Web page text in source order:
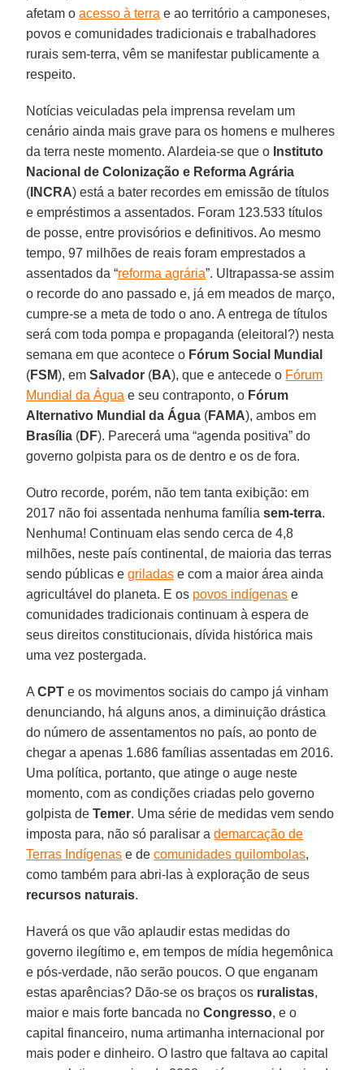
afetam oacesso à terra e ao território a camponeses,
povos e comunidades tradicionais e trabalhadores
rurais sem-terra, vêm se manifestar publicamente a
respeito.
Notícias veiculadas pela imprensa revelam um
cenário ainda mais grave para os homens e mulheres
da terra neste momento. Alardeia-se que o Instituto
Nacional de Colonização e Reforma Agrária
( INCRA) está a bater recordes em emissão de títulos
e empréstimos a assentados. Foram 123.533 títulos
de posse, entre provisórios e definitivos. Ao mesmo
tempo, 97 milhões de reais foram emprestados a
assentados da “reforma agrária”. Ultrapassa-se assim
o recorde do ano passado e, já em meados de março,
cumpre-se a meta de todo o ano. A entrega de títulos
será com toda pompa e propaganda (eleitoral?) nesta
semana em que acontece o Fórum Social Mundial
(FSM), emSalvador (BA), que e antecede o Fórum
Mundial da Água e seu contraponto, o Fórum
Alternativo Mundial da Água (FAMA), ambos em
Brasília (DF). Parecerá uma “agenda positiva” do
governo golpista para os de dentro e os de fora.
Outro recorde, porém, não tem tanta exibição: em
2017 não foi assentada nenhuma famíliasem-terra.
Nenhuma! Continuam elas sendo cerca de 4,8
milhões, neste país continental, de maioria das terras
sendo públicas egriladas e com a maior área ainda
agricultável do planeta. E os povos indígenas e
comunidades tradicionais continuam à espera de
seus direitos constitucionais, dívida histórica mais
uma vez postergada.
ACPT e os movimentos sociais do campo já vinham
denunciando, há alguns anos, a diminuição drástica
do número de assentamentos no país, ao ponto de
chegar a apenas 1.686 famílias assentadas em 2016.
Uma política, portanto, que atinge o auge neste
momento, com as condições criadas pelo governo
golpista deTemer. Uma série de medidas vem sendo
imposta para, não só paralisar ademarcação de
Terras Indígenas e decomunidades quilombolas,
como também para abri-las à exploração de seus
recursos naturais.
Haverá os que vão aplaudir estas medidas do
governo ilegítimo e, em tempos de mídia hegemônica
e pós-verdade, não serão poucos. O que enganam
estas aparências? Dão-se os braços os ruralistas,
maior e mais forte bancada noCongresso, e o
capital financeiro, numa artimanha internacional por
mais poder e dinheiro. O lastro que faltava ao capital